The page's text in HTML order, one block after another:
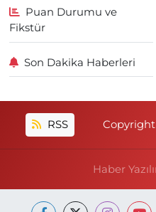
Puan Durumu ve
Fikstür
Son Dakika Haberleri
RSS Copyright
Haber